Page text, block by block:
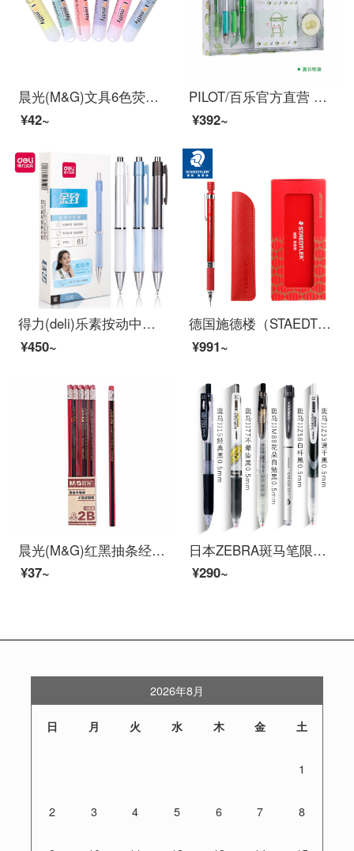
晨光(M&G)文具6色荧光笔 可爱单头记号笔 醒目重点标记笔 米菲系列便携手账手绘笔 6支/袋FHM22501
¥42~
PILOT/百乐官方直营 夏日限定组合套装 中性笔摩磨擦水性笔铅笔套装 P500 V5 夏日物语套装
¥392~
得力(deli)乐素按动中性笔签字笔 0.5mm子弹头 舒适软胶款10支/盒DL-A36
¥450~
德国施德楼（STAEDTLER）中国红限定款自动铅笔0.5mm日本原装金属活动铅笔专业绘图笔92535-05NWR
¥991~
晨光(M&G)红黑抽条经典六角木杆铅笔考试绘图铅笔2B黑色 10支/盒 红黑抽条 10支 AWP30804
¥37~
日本ZEBRA斑马笔限定JJ15按动中性笔JJ77速干笔芯学生考试用黑色水笔套装0.5mm签字笔 学霸套装A【送笔袋】
¥290~
2026年8月
日 月 火 水 木 金 土
1
2 3 4 5 6 7 8